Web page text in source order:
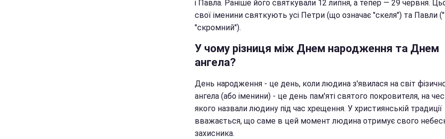
і Павла. Раніше його святкували 12 липня, а тепер — 29 червня.
свої іменини святкують усі Петри (що означає "скеля") та Павли
"скромний").
У чому різниця між Днем народження та Днем
ангела?
День народження - це день, коли людина з'явилася на світ
ангела (або іменини) - це день пам'яті святого покровителя, на
якого назвали людину під час хрещення. У християнській традиції
вважається, що саме в цей момент людина отримує свого
захисника.